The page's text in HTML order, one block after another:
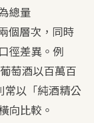
總量
個層次，同時
徑差異。例
萄酒以百萬百
常以「純酒精公
向比較。